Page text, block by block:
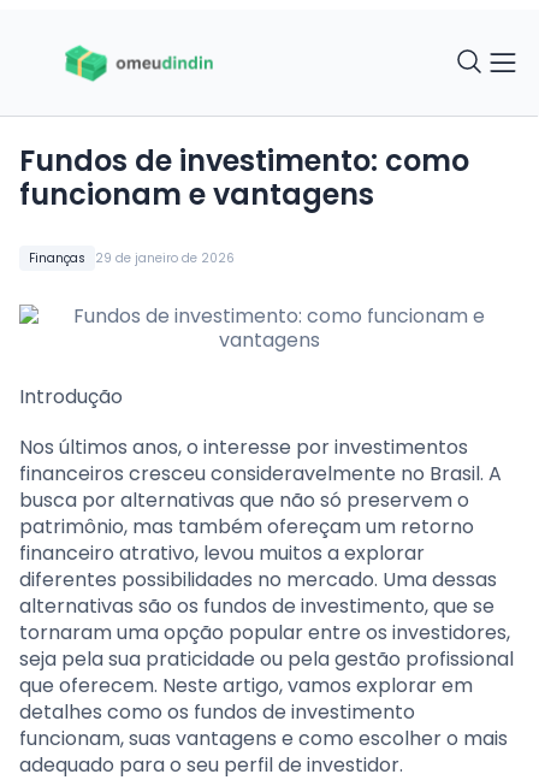
Finanças 29 de janeiro de 2026
Fundos de investimento: como
funcionam e vantagens
Introdução
Nos últimos anos, o interesse por investimentos
financeiros cresceu consideravelmente no Brasil. A
busca por alternativas que não só preservem o
patrimônio, mas também ofereçam um retorno
financeiro atrativo, levou muitos a explorar
diferentes possibilidades no mercado. Uma dessas
alternativas são os fundos de investimento, que se
tornaram uma opção popular entre os investidores,
seja pela sua praticidade ou pela gestão profissional
que oferecem. Neste artigo, vamos explorar em
detalhes como os fundos de investimento
funcionam, suas vantagens e como escolher o mais
adequado para o seu perfil de investidor.